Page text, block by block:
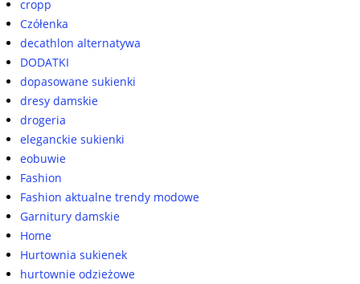
cropp
Czółenka
decathlon alternatywa
DODATKI
dopasowane sukienki
dresy damskie
drogeria
eleganckie sukienki
eobuwie
Fashion
Fashion aktualne trendy modowe
Garnitury damskie
Home
Hurtownia sukienek
hurtownie odzieżowe